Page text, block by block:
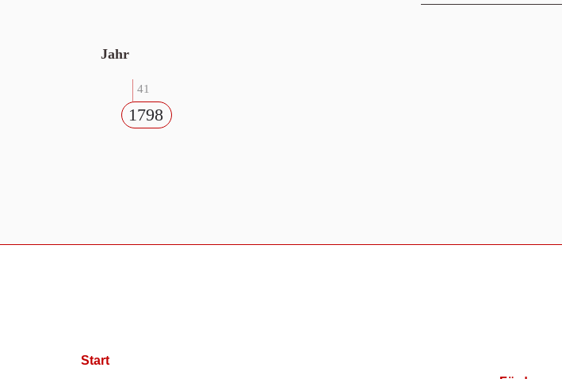
Jahr
41
1798
Start